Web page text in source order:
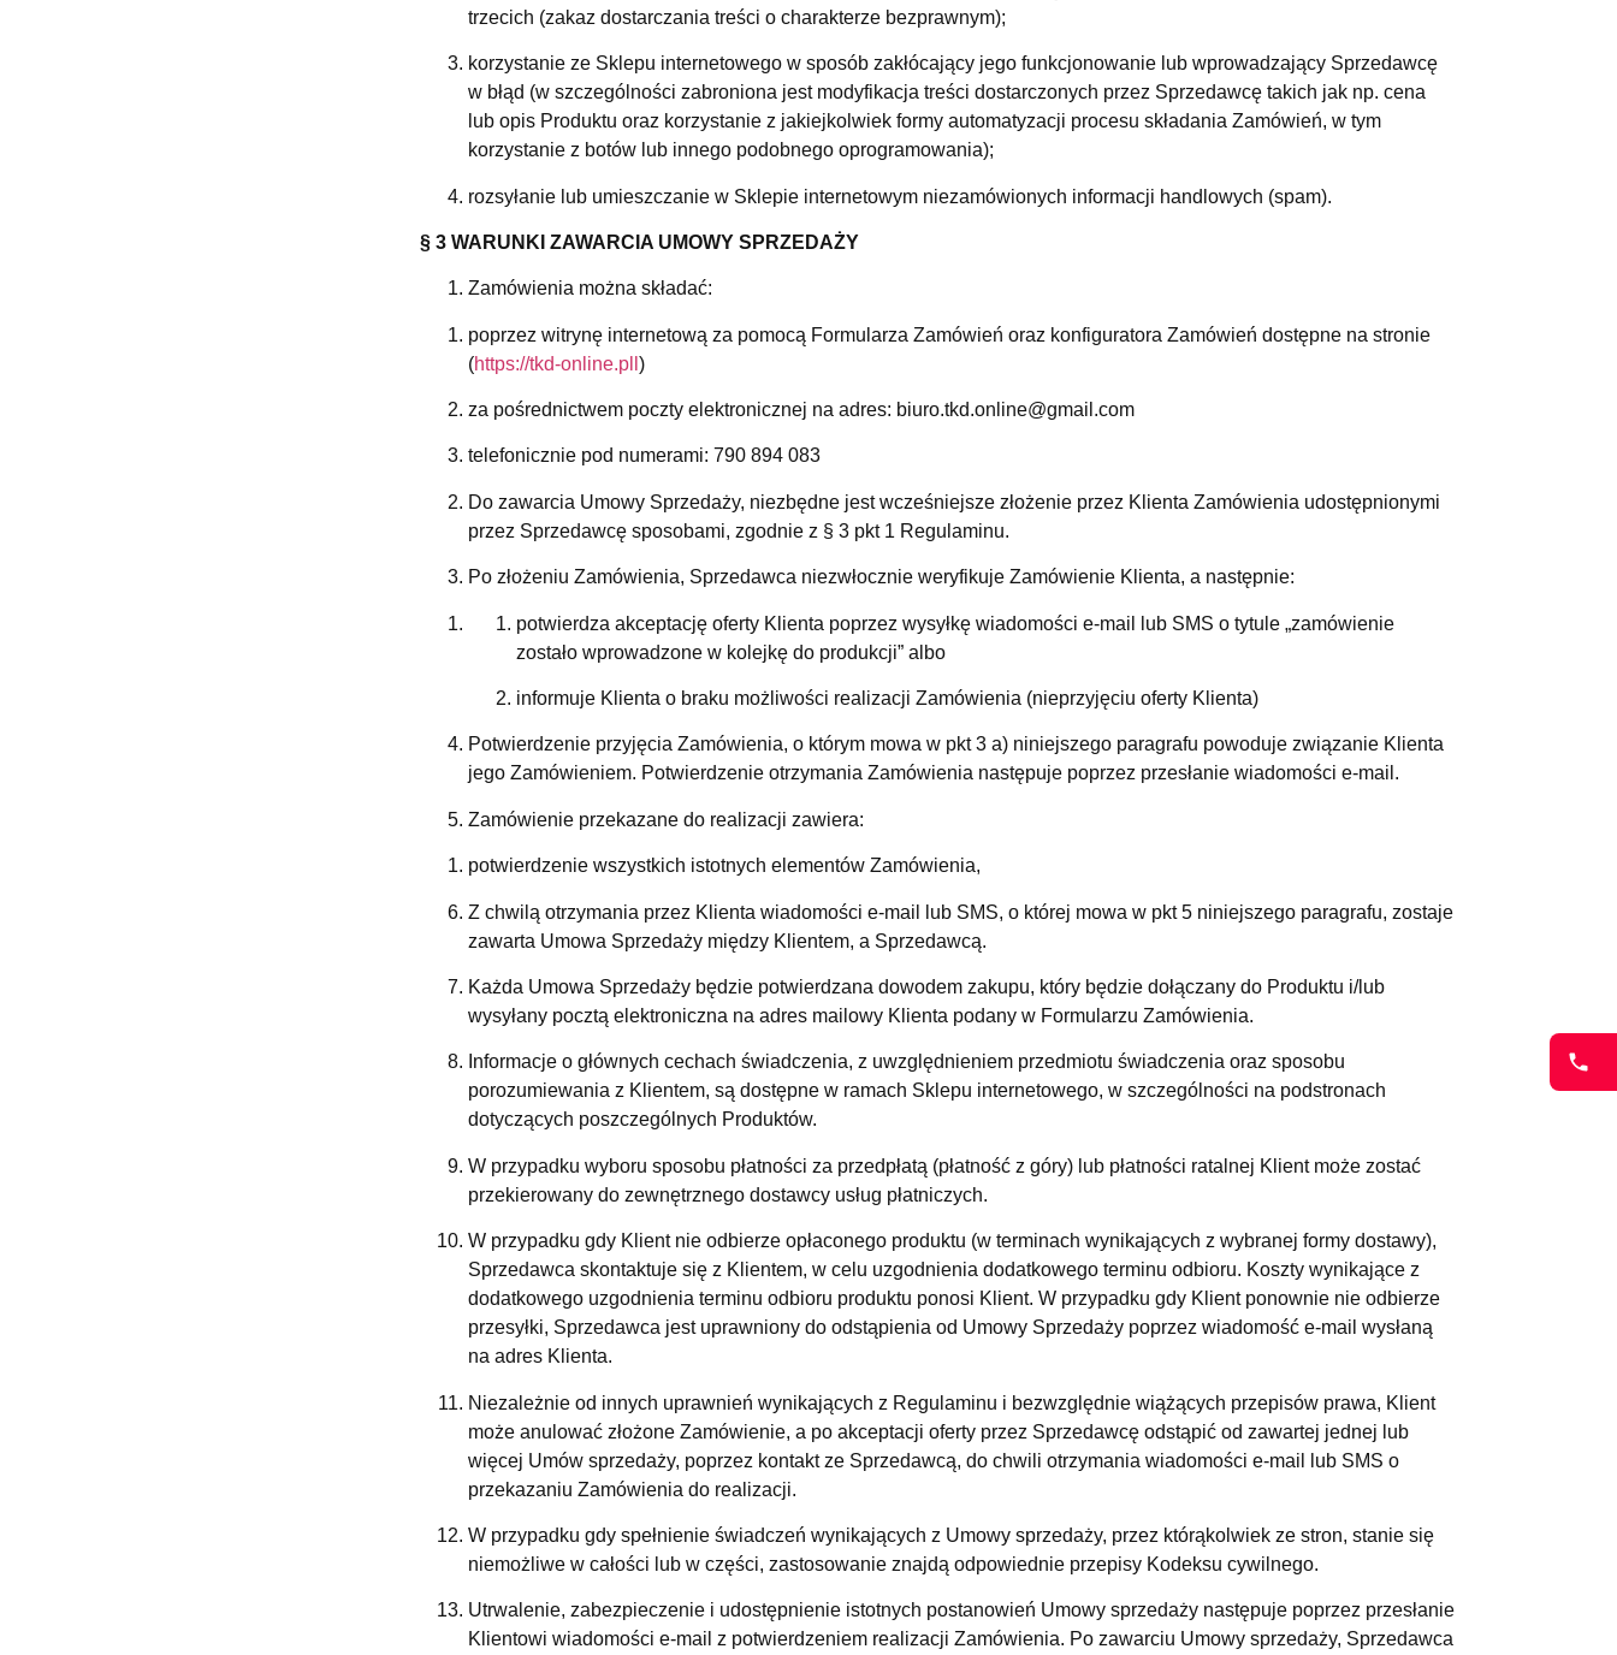
trzecich (zakaz dostarczania treści o charakterze bezprawnym);
korzystanie ze Sklepu internetowego w sposób zakłócający jego funkcjonowanie lub wprowadzający Sprzedawcę
w błąd (w szczególności zabroniona jest modyfikacja treści dostarczonych przez Sprzedawcę takich jak np. cena
lub opis Produktu oraz korzystanie z jakiejkolwiek formy automatyzacji procesu składania Zamówień, w tym
korzystanie z botów lub innego podobnego oprogramowania);
rozsyłanie lub umieszczanie w Sklepie internetowym niezamówionych informacji handlowych (spam).
§ 3 WARUNKI ZAWARCIA UMOWY SPRZEDAŻY
Zamówienia można składać:
poprzez witrynę internetową za pomocą Formularza Zamówień oraz konfiguratora Zamówień dostępne na stronie
(https://tkd-online.pl l)
za pośrednictwem poczty elektronicznej na adres: biuro.tkd.online@gmail.com
telefonicznie pod numerami: 790 894 083
Do zawarcia Umowy Sprzedaży, niezbędne jest wcześniejsze złożenie przez Klienta Zamówienia udostępnionymi
przez Sprzedawcę sposobami, zgodnie z § 3 pkt 1 Regulaminu.
Po złożeniu Zamówienia, Sprzedawca niezwłocznie weryfikuje Zamówienie Klienta, a następnie:
potwierdza akceptację oferty Klienta poprzez wysyłkę wiadomości e-mail lub SMS o tytule „zamówienie
zostało wprowadzone w kolejkę do produkcji” albo
informuje Klienta o braku możliwości realizacji Zamówienia (nieprzyjęciu oferty Klienta)
Potwierdzenie przyjęcia Zamówienia, o którym mowa w pkt 3 a) niniejszego paragrafu powoduje związanie Klienta
jego Zamówieniem. Potwierdzenie otrzymania Zamówienia następuje poprzez przesłanie wiadomości e-mail.
Zamówienie przekazane do realizacji zawiera:
potwierdzenie wszystkich istotnych elementów Zamówienia,
Z chwilą otrzymania przez Klienta wiadomości e-mail lub SMS, o której mowa w pkt 5 niniejszego paragrafu, zostaje
zawarta Umowa Sprzedaży między Klientem, a Sprzedawcą.
Każda Umowa Sprzedaży będzie potwierdzana dowodem zakupu, który będzie dołączany do Produktu i/lub
wysyłany pocztą elektroniczna na adres mailowy Klienta podany w Formularzu Zamówienia.
Informacje o głównych cechach świadczenia, z uwzględnieniem przedmiotu świadczenia oraz sposobu
porozumiewania z Klientem, są dostępne w ramach Sklepu internetowego, w szczególności na podstronach
dotyczących poszczególnych Produktów.
W przypadku wyboru sposobu płatności za przedpłatą (płatność z góry) lub płatności ratalnej Klient może zostać
przekierowany do zewnętrznego dostawcy usług płatniczych.
W przypadku gdy Klient nie odbierze opłaconego produktu (w terminach wynikających z wybranej formy dostawy),
Sprzedawca skontaktuje się z Klientem, w celu uzgodnienia dodatkowego terminu odbioru. Koszty wynikające z
dodatkowego uzgodnienia terminu odbioru produktu ponosi Klient. W przypadku gdy Klient ponownie nie odbierze
przesyłki, Sprzedawca jest uprawniony do odstąpienia od Umowy Sprzedaży poprzez wiadomość e-mail wysłaną
na adres Klienta.
Niezależnie od innych uprawnień wynikających z Regulaminu i bezwzględnie wiążących przepisów prawa, Klient
może anulować złożone Zamówienie, a po akceptacji oferty przez Sprzedawcę odstąpić od zawartej jednej lub
więcej Umów sprzedaży, poprzez kontakt ze Sprzedawcą, do chwili otrzymania wiadomości e-mail lub SMS o
przekazaniu Zamówienia do realizacji.
W przypadku gdy spełnienie świadczeń wynikających z Umowy sprzedaży, przez którąkolwiek ze stron, stanie się
niemożliwe w całości lub w części, zastosowanie znajdą odpowiednie przepisy Kodeksu cywilnego.
Utrwalenie, zabezpieczenie i udostępnienie istotnych postanowień Umowy sprzedaży następuje poprzez przesłanie
Klientowi wiadomości e-mail z potwierdzeniem realizacji Zamówienia. Po zawarciu Umowy sprzedaży, Sprzedawca